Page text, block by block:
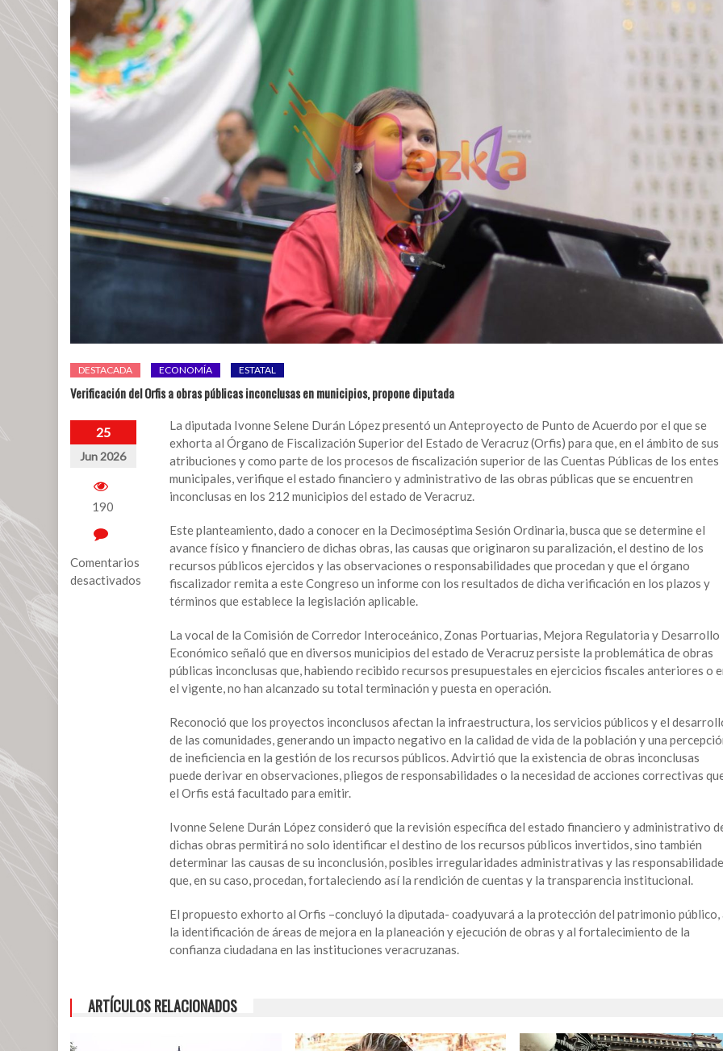
DESTACADA ECONOMÍA ESTATAL
Verificación del Orfis a obras públicas inconclusas en municipios, propone diputada
25
Jun 2026
190
Comentarios
desactivados
La diputada Ivonne Selene Durán López presentó un Anteproyecto de Punto de Acuerdo por el que se
exhorta al Órgano de Fiscalización Superior del Estado de Veracruz (Orfis) para que, en el ámbito de sus
atribuciones y como parte de los procesos de fiscalización superior de las Cuentas Públicas de los entes
municipales, verifique el estado financiero y administrativo de las obras públicas que se encuentren
inconclusas en los 212 municipios del estado de Veracruz.
Este planteamiento, dado a conocer en la Decimoséptima Sesión Ordinaria, busca que se determine el
avance físico y financiero de dichas obras, las causas que originaron su paralización, el destino de los
recursos públicos ejercidos y las observaciones o responsabilidades que procedan y que el órgano
fiscalizador remita a este Congreso un informe con los resultados de dicha verificación en los plazos y
términos que establece la legislación aplicable.
La vocal de la Comisión de Corredor Interoceánico, Zonas Portuarias, Mejora Regulatoria y Desarrollo
Económico señaló que en diversos municipios del estado de Veracruz persiste la problemática de obras
públicas inconclusas que, habiendo recibido recursos presupuestales en ejercicios fiscales anteriores o
el vigente, no han alcanzado su total terminación y puesta en operación.
Reconoció que los proyectos inconclusos afectan la infraestructura, los servicios públicos y el
de las comunidades, generando un impacto negativo en la calidad de vida de la población y una
de ineficiencia en la gestión de los recursos públicos. Advirtió que la existencia de obras inconclusas
puede derivar en observaciones, pliegos de responsabilidades o la necesidad de acciones correctivas
el Orfis está facultado para emitir.
Ivonne Selene Durán López consideró que la revisión específica del estado financiero y administrativo
dichas obras permitirá no solo identificar el destino de los recursos públicos invertidos, sino también
determinar las causas de su inconclusión, posibles irregularidades administrativas y las
que, en su caso, procedan, fortaleciendo así la rendición de cuentas y la transparencia institucional.
El propuesto exhorto al Orfis –concluyó la diputada- coadyuvará a la protección del patrimonio público,
la identificación de áreas de mejora en la planeación y ejecución de obras y al fortalecimiento de la
confianza ciudadana en las instituciones veracruzanas.
ARTÍCULOS RELACIONADOS